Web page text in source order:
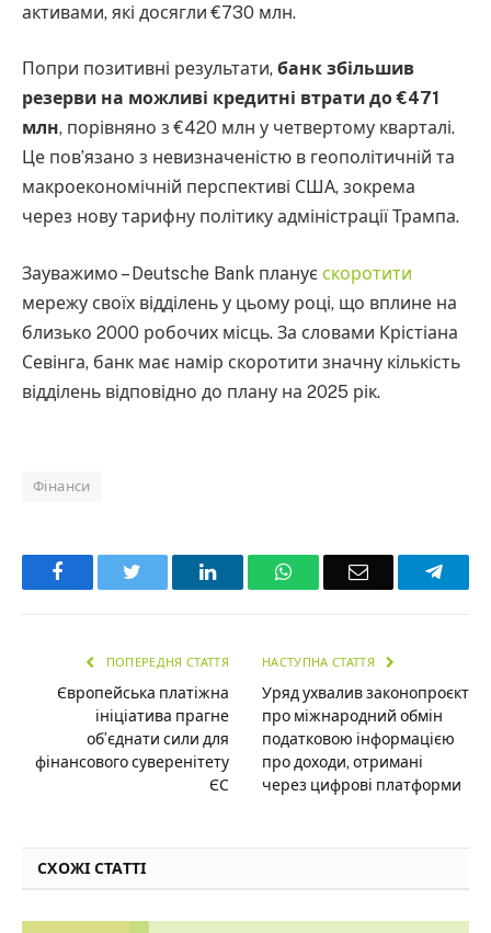
активами, які досягли €730 млн.
Попри позитивні результати, банк збільшив
резерви на можливі кредитні втрати до €471
млн, порівняно з €420 млн у четвертому кварталі.
Це пов’язано з невизначеністю в геополітичній та
макроекономічній перспективі США, зокрема
через нову тарифну політику адміністрації Трампа.
Зауважимо – Deutsche Bank планує скоротити
мережу своїх відділень у цьому році, що вплине на
близько 2000 робочих місць. За словами Крістіана
Севінга, банк має намір скоротити значну кількість
відділень відповідно до плану на 2025 рік.
Фінанси
Facebook LinkedInWhatsAppEmail
ПОПЕРЕДНЯ СТАТТЯ
Європейська платіжна
ініціатива прагне
об’єднати сили для
фінансового суверенітету
ЄС
НАСТУПНА СТАТТЯ
Уряд ухвалив законопроєкт
про міжнародний обмін
податковою інформацією
про доходи, отримані
через цифрові платформи
СХОЖІ СТАТТІ